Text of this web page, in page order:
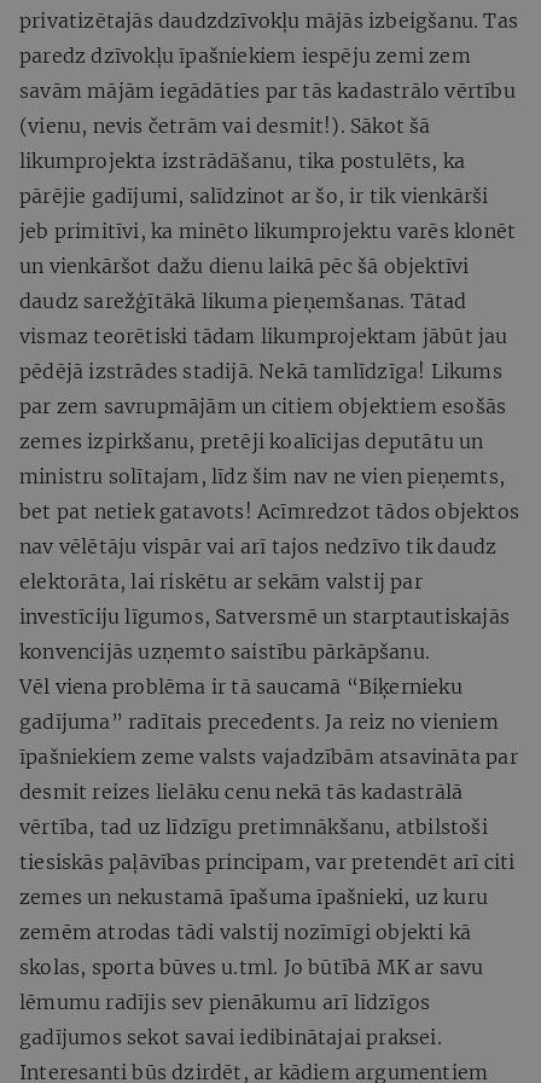
privatizētajās daudzdzīvokļu mājās izbeigšanu. Tas
paredz dzīvokļu īpašniekiem iespēju zemi zem
savām mājām iegādāties par tās kadastrālo vērtību
(vienu, nevis četrām vai desmit!). Sākot šā
likumprojekta izstrādāšanu, tika postulēts, ka
pārējie gadījumi, salīdzinot ar šo, ir tik vienkārši
jeb primitīvi, ka minēto likumprojektu varēs klonēt
un vienkāršot dažu dienu laikā pēc šā objektīvi
daudz sarežģītākā likuma pieņemšanas. Tātad
vismaz teorētiski tādam likumprojektam jābūt jau
pēdējā izstrādes stadijā. Nekā tamlīdzīga! Likums
par zem savrupmājām un citiem objektiem esošās
zemes izpirkšanu, pretēji koalīcijas deputātu un
ministru solītajam, līdz šim nav ne vien pieņemts,
bet pat netiek gatavots! Acīmredzot tādos objektos
nav vēlētāju vispār vai arī tajos nedzīvo tik daudz
elektorāta, lai riskētu ar sekām valstij par
investīciju līgumos, Satversmē un starptautiskajās
konvencijās uzņemto saistību pārkāpšanu.
Vēl viena problēma ir tā saucamā “Biķernieku
gadījuma” radītais precedents. Ja reiz no vieniem
īpašniekiem zeme valsts vajadzībām atsavināta par
desmit reizes lielāku cenu nekā tās kadastrālā
vērtība, tad uz līdzīgu pretimnākšanu, atbilstoši
tiesiskās paļāvības principam, var pretendēt arī citi
zemes un nekustamā īpašuma īpašnieki, uz kuru
zemēm atrodas tādi valstij nozīmīgi objekti kā
skolas, sporta būves u.tml. Jo būtībā MK ar savu
lēmumu radījis sev pienākumu arī līdzīgos
gadījumos sekot savai iedibinātajai praksei.
Interesanti būs dzirdēt, ar kādiem argumentiem